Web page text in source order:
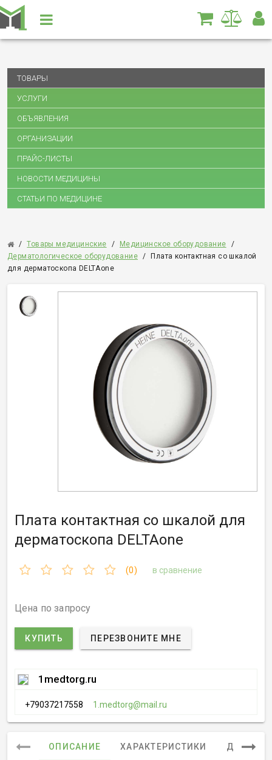
ТОВАРЫ
УСЛУГИ
ОБЪЯВЛЕНИЯ
ОРГАНИЗАЦИИ
ПРАЙС-ЛИСТЫ
НОВОСТИ МЕДИЦИНЫ
СТАТЬИ ПО МЕДИЦИНЕ
/ Товары медицинские / Медицинское оборудование
/
Дерматологическое оборудование /
Плата контактная со шкалой
для дерматоскопа DELTAone
Плата контактная со шкалой для
дерматоскопа DELTAone
(0) в сравнение
Цена по запросу
КУПИТЬ ПЕРЕЗВОНИТЕ МНЕ
1medtorg.ru
+79037217558 1.medtorg@mail.ru
ОПИСАНИЕ ХАРАКТЕРИСТИКИ